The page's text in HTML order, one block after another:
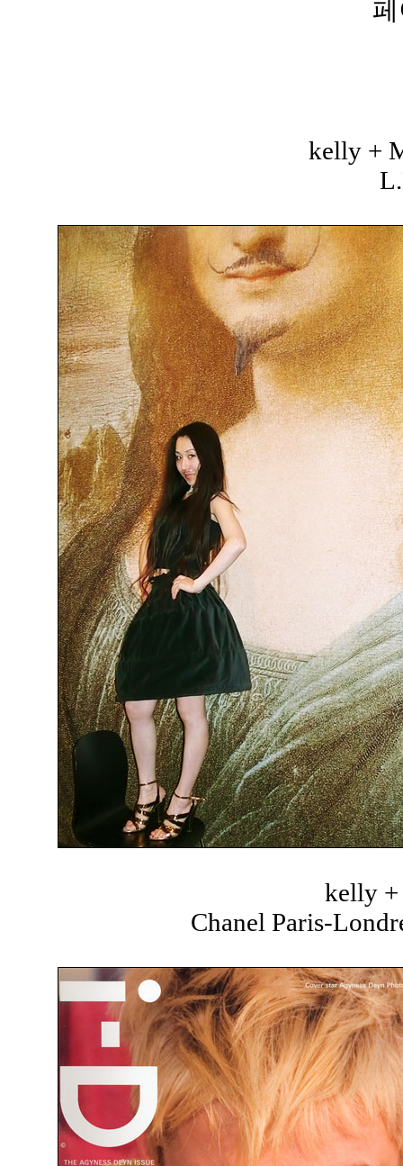
kelly +
kelly +
Chanel Paris-